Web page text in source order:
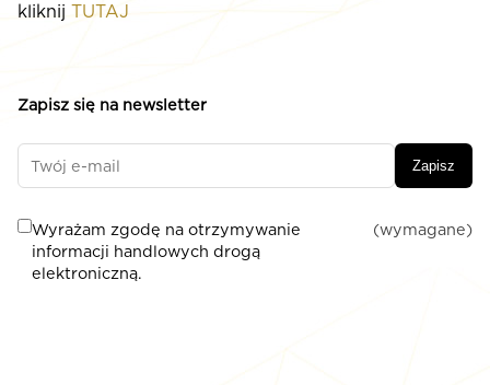
kliknij TUTAJ
Zapisz się na newsletter
Zapisz
Wyrażam zgodę na otrzymywanie
informacji handlowych drogą
elektroniczną.
(wymagane)